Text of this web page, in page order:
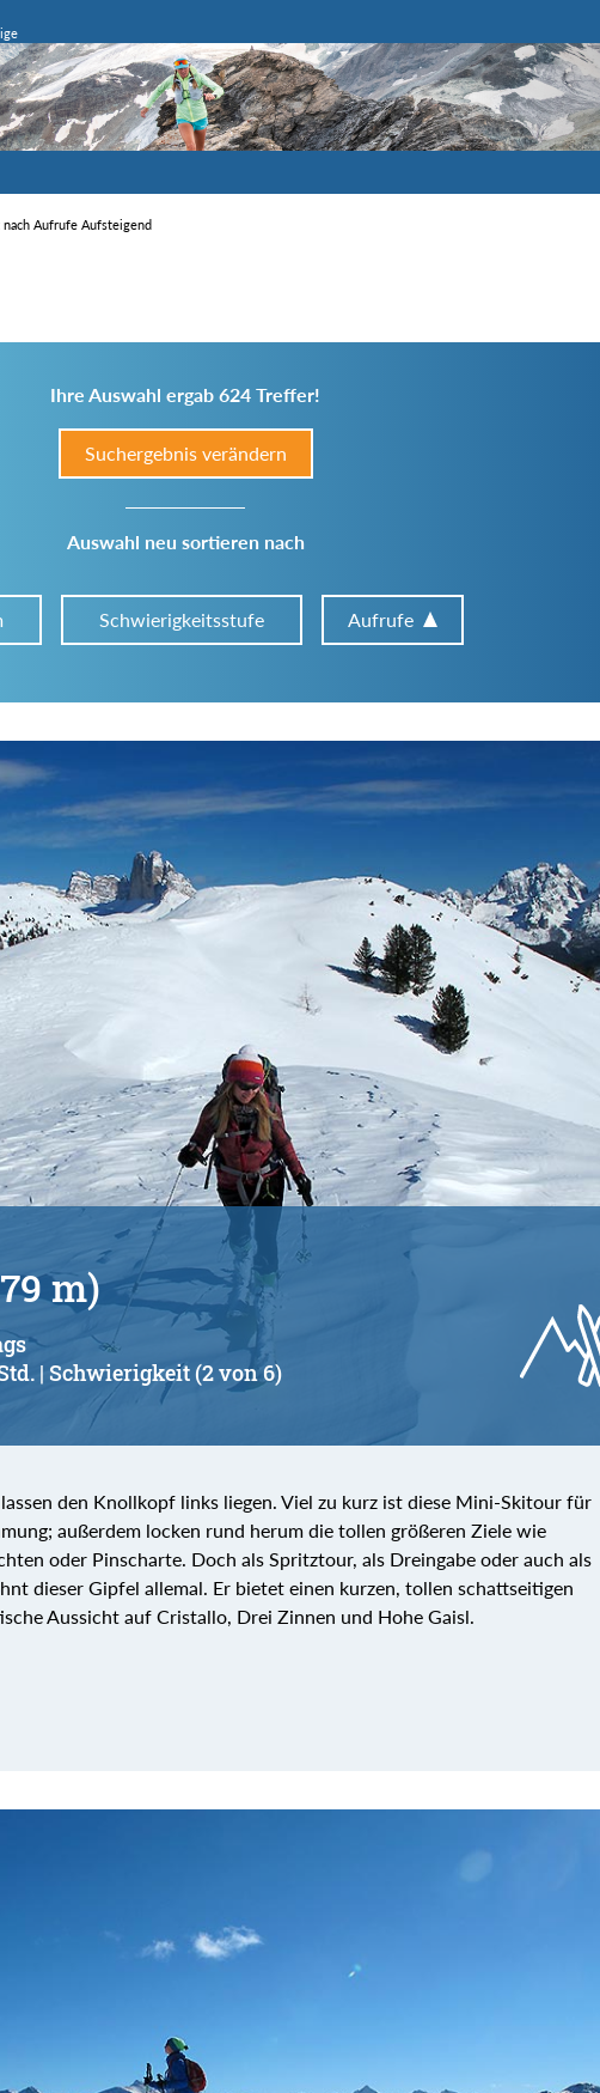
Aufrufe Aufsteigend
Ihre Auswahl ergab 624 Treffer!
Suchergebnis verändern
Auswahl neu sortieren nach
Schwierigkeitsstufe Aufrufe
Schwierigkeitsgrad:
bis
von
m)
| Schwierigkeit (2 von 6)
den Knollkopf links liegen. Viel zu kurz ist diese Mini-Skitour für
außerdem locken rund herum die tollen größeren Ziele wie
oder Pinscharte. Doch als Spritztour, als Dreingabe oder auch als
dieser Gipfel allemal. Er bietet einen kurzen, tollen schattseitigen
Aussicht auf Cristallo, Drei Zinnen und Hohe Gaisl.